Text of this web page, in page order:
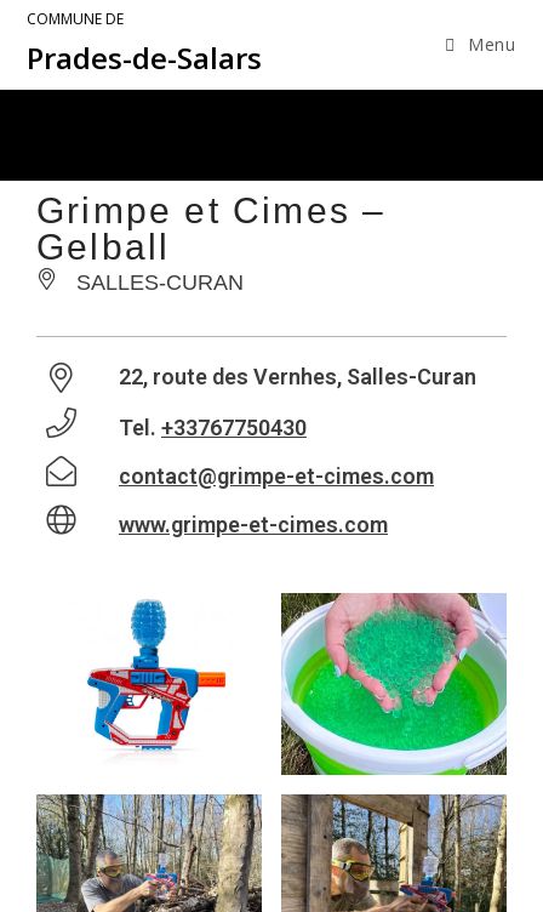
COMMUNE DE
Prades-de-Salars Menu
Grimpe et Cimes –
Gelball
SALLES-CURAN
22, route des Vernhes, Salles-Curan
Tel. +33767750430
contact@grimpe-et-cimes.com
www.grimpe-et-cimes.com